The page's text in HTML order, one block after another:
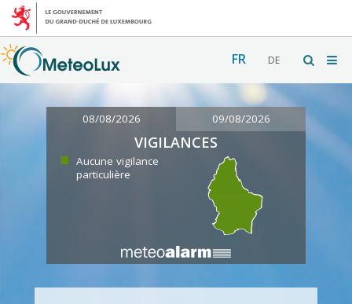
FR DE
08/08/2026 09/08/2026
VIGILANCES
Aucune vigilance
particulière